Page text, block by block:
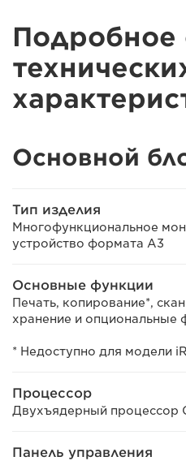
Подробное
Основной
Тип изделия
Многофункциональное
устройство формата A3
Основные функции
Печать, копирование*,
хранение и опциональные
* Недоступно для модели
Процессор
Двухъядерный процессор
Панель управления